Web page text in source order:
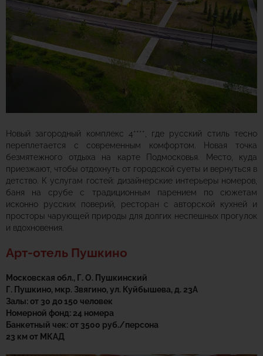
Новый загородный комплекс 4****, где русский стиль тесно
переплетается с современным комфортом. Новая точка
безмятежного отдыха на карте Подмосковья. Место, куда
приезжают, чтобы отдохнуть от городской суеты и вернуться в
детство. К услугам гостей: дизайнерские интерьеры номеров,
баня на срубе с традиционным парением по сюжетам
исконно русских поверий, ресторан с авторской кухней и
просторы чарующей природы для долгих неспешных прогулок
и вдохновения.
Арт-отель Пушкино
Московская обл., Г. О. Пушкинский
Г. Пушкино, мкр. Звягино, ул. Куйбышева, д. 23А
Залы: от 30 до 150 человек
Номерной фонд: 24 номера
Банкетный чек: от 3500 руб./персона
23 км от МКАД